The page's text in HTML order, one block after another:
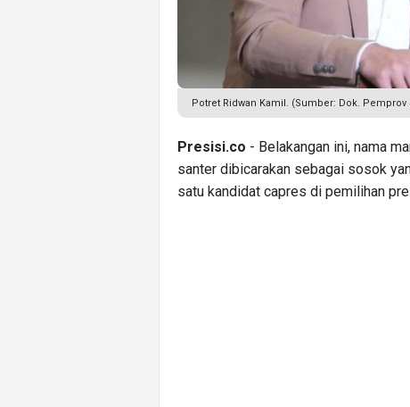
Potret Ridwan Kamil. (Sumber: Dok. Pemprov
Presisi.co - Belakangan ini, nama
santer dibicarakan sebagai sosok
satu kandidat capres di pemilihan